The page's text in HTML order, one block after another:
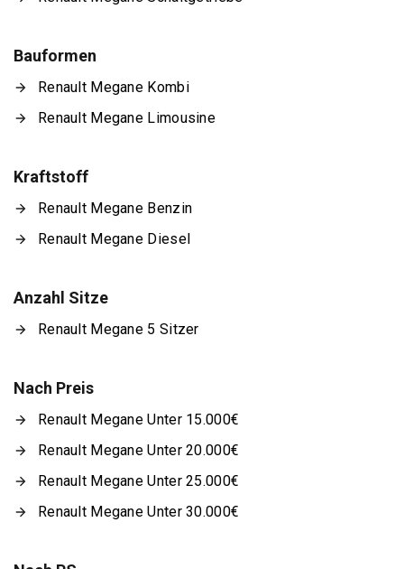
Bauformen
Renault Megane Kombi
Renault Megane Limousine
Kraftstoff
Renault Megane Benzin
Renault Megane Diesel
Anzahl Sitze
Renault Megane 5 Sitzer
Nach Preis
Renault Megane Unter 15.000€
Renault Megane Unter 20.000€
Renault Megane Unter 25.000€
Renault Megane Unter 30.000€